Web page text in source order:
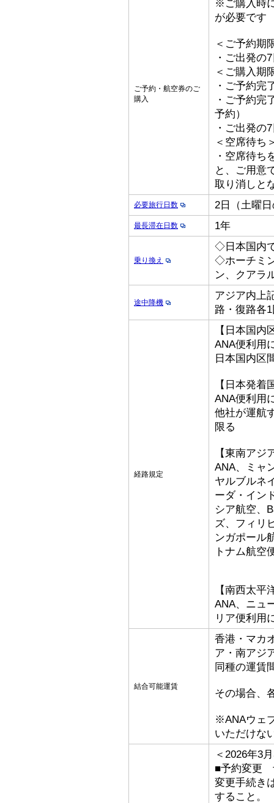
ご予約・航空券のご
購入
※ご購入時
が必要です
＜ご予約期
・ご出発の
＜ご購入期
・ご予約完
・ご予約完
予約）
・ご出発の
＜空席待ち
・空席待ち
と、ご用意
取り消しと
必要旅行日数 2日（土曜
最長滞在日数 1年
乗り換え
◇日本国内
◇ホーチミ
ン、クアラ
途中降機
アジア内上
路・復路各
経路規定
【日本国内
ANA便利用
日本国内区
【日本発着
ANA便利用
他社が運航
限る
【東南アジ
ANA、ミャ
ヤルブルネ
ーダ・イン
シア航空、
ズ、フィリ
ンガポール
トナム航空
【南西太平
ANA、ニュ
リア便利用
結合可能運賃
香港・マカ
ア・南アジ
同種の運賃
その場合、
※ANAウェ
いただけな
＜2026年3
■予約変更
変更手続き
すること。